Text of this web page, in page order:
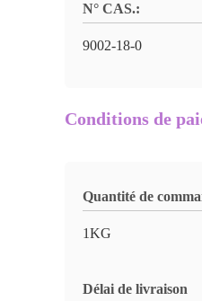
N° CAS.:
9002-18-0
Conditions de
Quantité de
1KG
Délai de livraison